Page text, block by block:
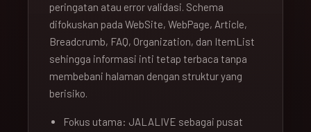
peringatan atau error validasi. Schema
difokuskan pada WebSite, WebPage, Article,
Breadcrumb, FAQ, Organization, dan ItemList
sehingga informasi inti tetap terbaca tanpa
membebani halaman dengan struktur yang
berisiko.
Fokus utama: JALALIVE sebagai pusat